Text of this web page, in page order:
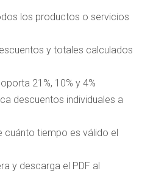
los productos o servicios
y totales calculados
21%, 10% y 4%
descuentos individuales a
cuánto tiempo es válido el
y descarga el PDF al